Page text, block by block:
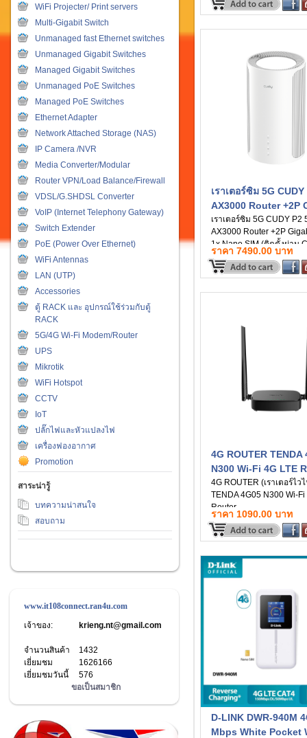
WiFi Projecter/ Print servers
Multi-Gigabit Switch
Unmanaged fast Ethernet switches
Unmanaged Gigabit Switches
Managed Gigabit Switches
Unmanaged PoE Switches
Managed PoE Switches
Ethernet Adapter
Network Attached Storage (NAS)
IP Camera /NVR
Media Converter/Modular
Router VPN/Load Balance/Firewall
VDSL/G.SHDSL Converter
VoIP (Internet Telephony Gateway)
Switch Extender
PoE (Power Over Ethernet)
WiFi Antennas
LAN (UTP)
Accessories
ตู้ RACK และ อุปกรณ์ใช้ร่วมกับตู้
RACK
5G/4G Wi-Fi Modem/Router
UPS
Mikrotik
WiFi Hotspot
CCTV
IoT
ปลั๊กไฟและหัวแปลงไฟ
เครื่องฟองอากาศ
Promotion
สาระน่ารู้
บทความน่าสนใจ
สอบถาม
www.it108connect.ran4u.com
เจ้าของ:
krieng.nt@gmail.com
จำนวนสินค้า
1432
เยี่ยมชม
1626166
เยี่ยมชมวันนี้
576
ขอเป็นสมาชิก
slot (รับประกัน 2ปี)
เราเตอร์ซิม 5G CUDY
AX3000 Router +2P
LAN, 1x Nano SIM (
ผ่าน Cudy App)
เราเตอร์ซิม 5G CUDY P2
AX3000 Router +2P
1x Nano SIM (ติดตั้งผ่าน
App) (รับประกัน 3ปี)
ราคา 7490.00 บาท
4G ROUTER TENDA
N300 Wi-Fi 4G LTE
4G ROUTER (เราเตอร์ไว
TENDA 4G05 N300 Wi-Fi
Router
ราคา 1090.00 บาท
D-LINK DWR-940M
Mbps White Pocket